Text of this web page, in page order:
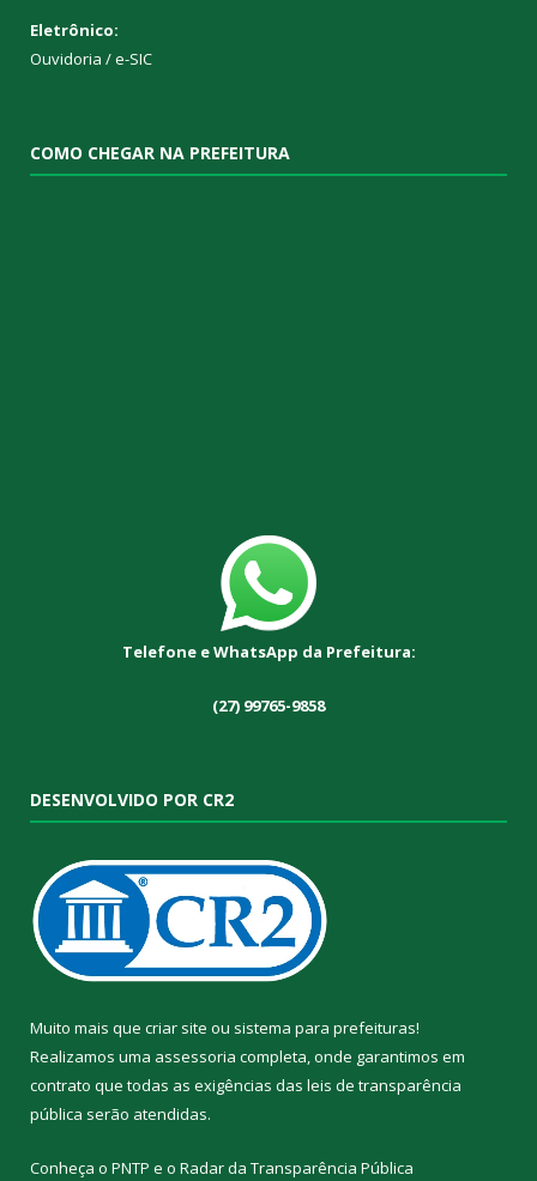
Eletrônico:
Ouvidoria /e-SIC
COMO CHEGAR NA PREFEITURA
Telefone e WhatsApp da Prefeitura:
(27) 99765-9858
DESENVOLVIDO POR CR2
Muito mais que criar site ou sistema para prefeituras!
Realizamos uma assessoria completa, onde garantimos em
contrato que todas as exigências das leis de transparência
pública serão atendidas.
Conheça o PNTP e o Radar da Transparência Pública